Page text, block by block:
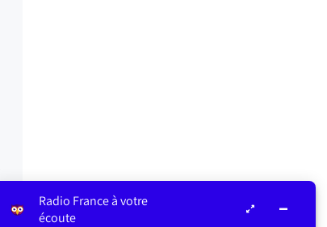
Radio France à votre
écoute